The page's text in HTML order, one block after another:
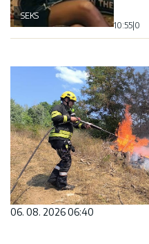
SEKS
10:55 0
06. 08. 2026 06:40